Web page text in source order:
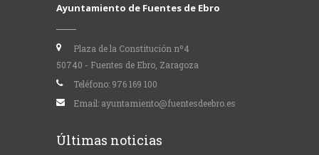
Ayuntamiento de Fuentes de Ebro
Plaza de la Constitución nº4
50740 - Fuentes de Ebro, Zaragoza
Teléfono: 976 169 100
Email: ayuntamiento@fuentesdeebro.es
Últimas noticias